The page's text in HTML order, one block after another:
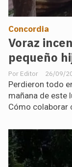
Voraz
pequeño
Editor
Concordia
26/09/
Perdieron todo
mañana de este
Cómo colaborar